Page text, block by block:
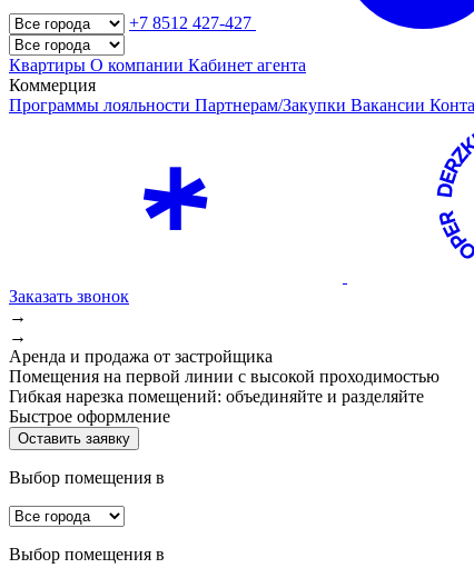
+7 8512 427-427
Квартиры О компании Кабинет агента
Коммерция
Программы лояльности Партнерам/Закупки Вакансии
Заказать звонок
→
→
Аренда и продажа от застройщика
Помещения на первой линии с высокой проходимостью
Гибкая нарезка помещений: объединяйте и разделяйте
Быстрое оформление
Оставить заявку
Выбор помещения в
Выбор помещения в